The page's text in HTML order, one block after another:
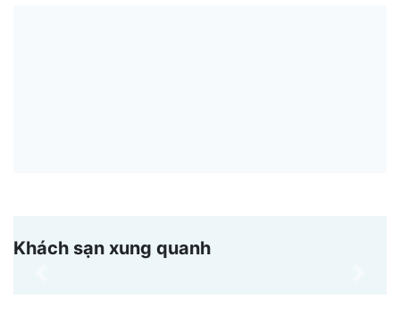
Khách sạn xung quanh